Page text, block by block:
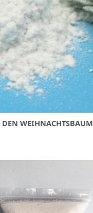
DEN WEIHNACHTSBAUM